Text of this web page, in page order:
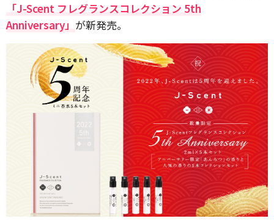
「J-Scent フレグランスコレクション 5th
Anniversary」 が新発売。